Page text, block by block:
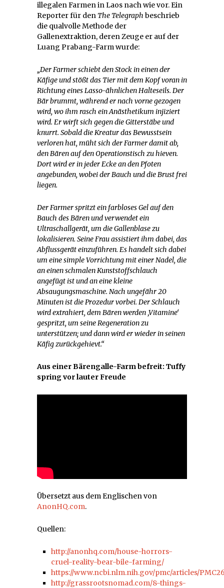
illegalen Farmen in Laos nach wie vor. Ein
Reporter für den The Telegraph beschrieb
die qualvolle Methode der
Gallenextraktion, deren Zeuge er auf der
Luang Prabang-Farm wurde:
„Der Farmer schiebt den Stock in einen der
Käfige und stößt das Tier mit dem Kopf voran in
Richtung eines Lasso-ähnlichen Halteseils. Der
Bär brummt, während er nach vorne gezogen
wird, wo ihm rasch ein Anästhetikum injiziert
wird. Er wirft sich gegen die Gitterstäbe und
knurrt. Sobald die Kreatur das Bewusstsein
verloren hat, müht sich der Farmer damit ab,
den Bären auf den Operationstisch zu hieven.
Dort wird er in jeder Ecke an den Pfoten
angebunden, wobei der Bauch und die Brust frei
liegen.
Der Farmer spritzt ein farbloses Gel auf den
Bauch des Bären und verwendet ein
Ultraschallgerät, um die Gallenblase zu
lokalisieren. Seine Frau assistiert ihm dabei, das
Abflussgerät einzuführen. Es handelt sich dabei
um eine simple Vorrichtung mit einer Nadel, die
an einen schmalen Kunststoffschlauch
angefügt ist und an eine kleine
Absaugungsmaschine. Nach ungefähr 20
Minuten ist die Prozedur vorbei. Der Schlauch
wird extrahiert, dem Bären werden ‚Vitamine‘
gespritzt, um seine Regeneration zu
unterstützen; und dann wird er wieder in seinen
Käfig zurückgehievt.“
Aus einer Bärengalle-Farm befreit: Tuffy
spring vor lauter Freude
Übersetzt aus dem Englischen von
AnonHQ.com.
Quellen:
http://anonhq.com/house-horrors-
cruel-reality-bear-bile-farming/
https://www.ncbi.nlm.nih.gov/pmc/articles/
http://grassrootsnomad.com/8-things-